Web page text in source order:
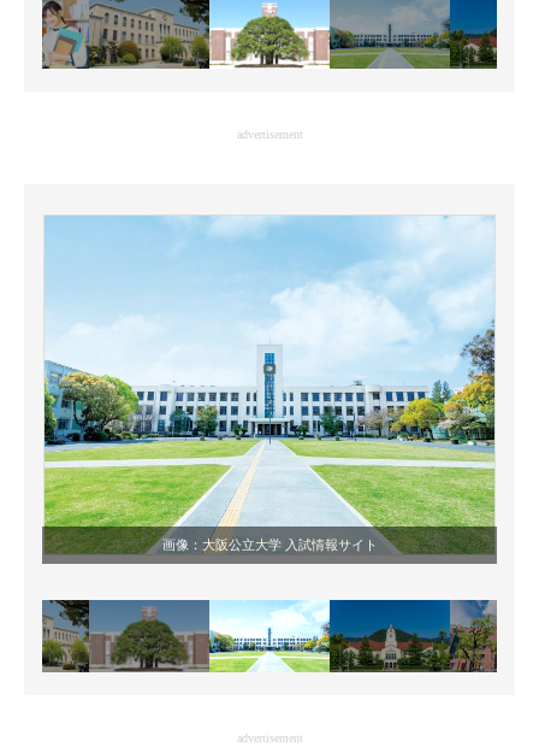
advertisement
画像： 大阪公立大学 入試情報サイト
advertisement